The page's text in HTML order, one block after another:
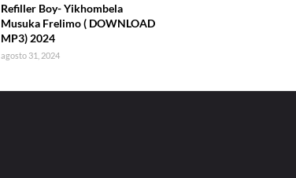
Refiller Boy- Yikhombela
Musuka Frelimo ( DOWNLOAD
MP3) 2024
agosto 31, 2024